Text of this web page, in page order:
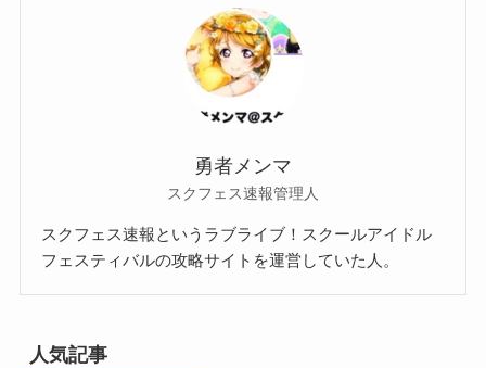
勇者メンマ
スクフェス速報管理人
スクフェス速報というラブライブ！スクールアイドル
フェスティバルの攻略サイトを運営していた人。
人気記事